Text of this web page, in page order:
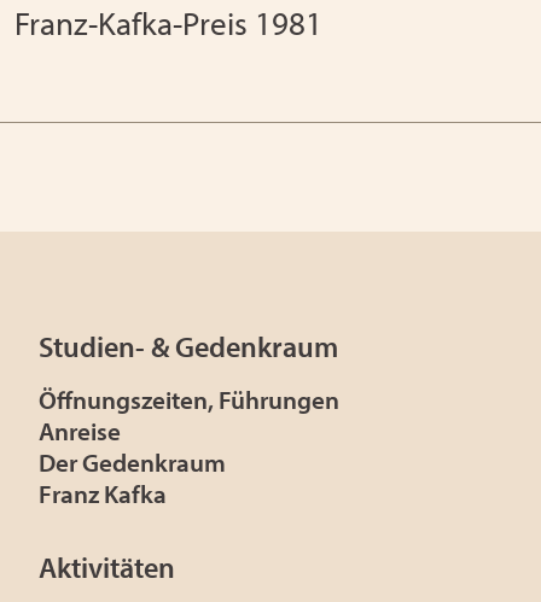
Franz-Kafka-Preis 1981
Studien- & Gedenkraum
Öffnungszeiten, Führungen
Anreise
Der Gedenkraum
Franz Kafka
Aktivitäten